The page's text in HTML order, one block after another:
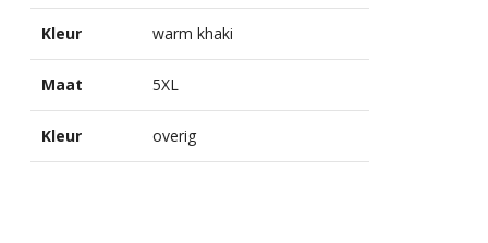
Kleur warm khaki
Maat 5XL
Kleur overig